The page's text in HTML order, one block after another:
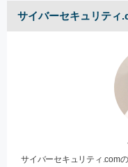
サイバーセキュリティ
サイバーセキュリティ.com